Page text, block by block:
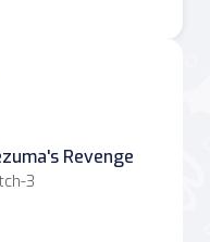
Revenge
3